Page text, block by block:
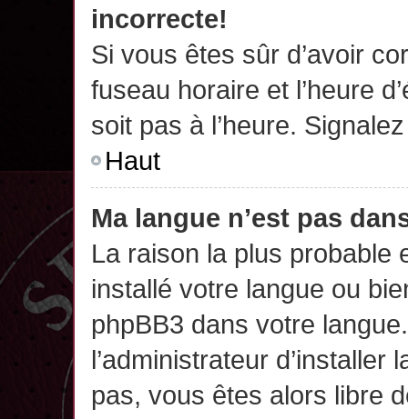
incorrecte!
Si vous êtes sûr d’avoir
fuseau horaire et l’heure
soit pas à l’heure.
Haut
Ma langue n’est pas
La raison la plus probable
installé votre langue ou
phpBB3 dans votre
l’administrateur d’installer
pas, vous êtes alors libre